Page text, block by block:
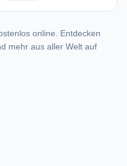
online. Entdecken
mehr aus aller Welt auf